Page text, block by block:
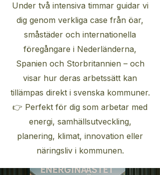
Under två intensiva timmar guidar vi
dig genom verkliga case från öar,
småstäder och internationella
föregångare i Nederländerna,
Spanien och Storbritannien – och
visar hur deras arbetssätt kan
tillämpas direkt i svenska kommuner.
👉 Perfekt för dig som arbetar med
energi, samhällsutveckling,
planering, klimat, innovation eller
näringsliv i kommunen.